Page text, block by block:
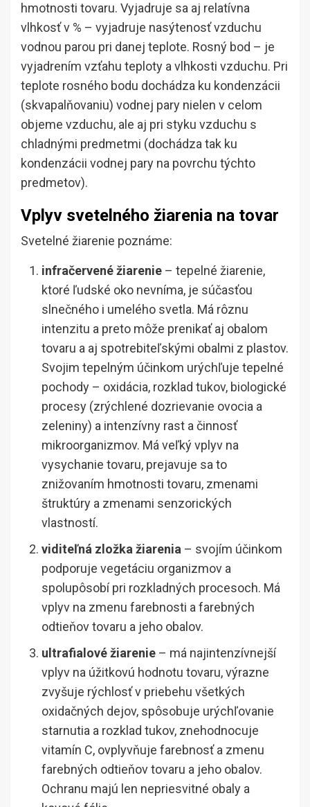
hmotnosti tovaru. Vyjadruje sa aj relatívna
vlhkosť v % – vyjadruje nasýtenosť vzduchu
vodnou parou pri danej teplote. Rosný bod – je
vyjadrením vzťahu teploty a vlhkosti vzduchu. Pri
teplote rosného bodu dochádza ku kondenzácii
(skvapalňovaniu) vodnej pary nielen v celom
objeme vzduchu, ale aj pri styku vzduchu s
chladnými predmetmi (dochádza tak ku
kondenzácii vodnej pary na povrchu týchto
predmetov).
Vplyv svetelného žiarenia na tovar
Svetelné žiarenie poznáme:
infračervené žiarenie – tepelné žiarenie,
ktoré ľudské oko nevníma, je súčasťou
slnečného i umelého svetla. Má rôznu
intenzitu a preto môže prenikať aj obalom
tovaru a aj spotrebiteľskými obalmi z plastov.
Svojim tepelným účinkom urýchľuje tepelné
pochody – oxidácia, rozklad tukov, biologické
procesy (zrýchlené dozrievanie ovocia a
zeleniny) a intenzívny rast a činnosť
mikroorganizmov. Má veľký vplyv na
vysychanie tovaru, prejavuje sa to
znižovaním hmotnosti tovaru, zmenami
štruktúry a zmenami senzorických
vlastností.
viditeľná zložka žiarenia – svojím účinkom
podporuje vegetáciu organizmov a
spolupôsobí pri rozkladných procesoch. Má
vplyv na zmenu farebnosti a farebných
odtieňov tovaru a jeho obalov.
ultrafialové žiarenie – má najintenzívnejší
vplyv na úžitkovú hodnotu tovaru, výrazne
zvyšuje rýchlosť v priebehu všetkých
oxidačných dejov, spôsobuje urýchľovanie
starnutia a rozklad tukov, znehodnocuje
vitamín C, ovplyvňuje farebnosť a zmenu
farebných odtieňov tovaru a jeho obalov.
Ochranu majú len nepriesvitné obaly a